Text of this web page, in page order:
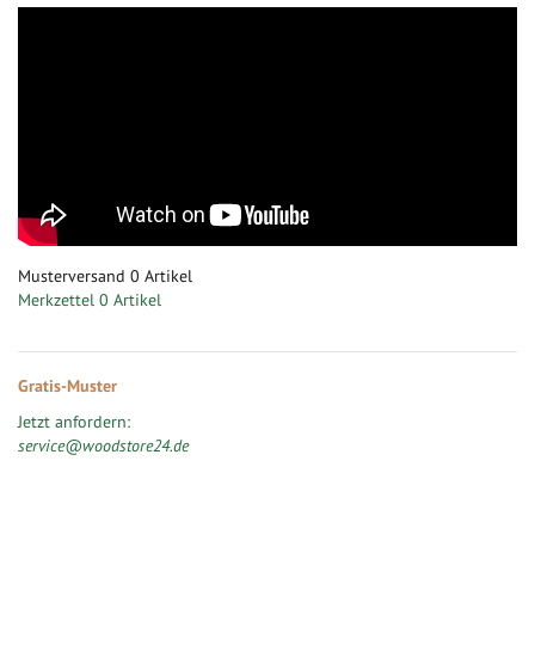
Musterversand 0 Artikel
Merkzettel 0 Artikel
Gratis-Muster
Jetzt anfordern:
service@woodstore24.de